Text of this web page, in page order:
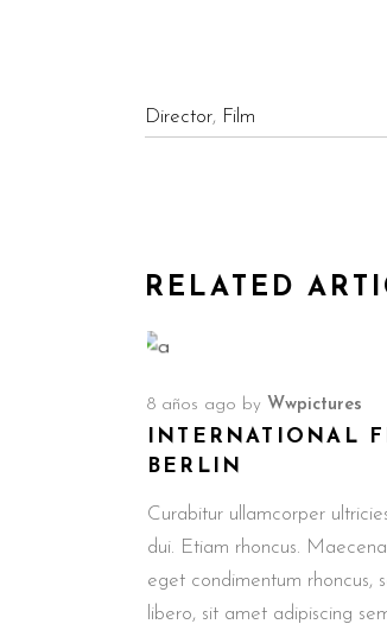
Director, Film
RELATED
8 años ago by Wwpictures
INTERNATIONAL
BERLIN
Curabitur ullamcorper
dui. Etiam rhoncus.
eget condimentum rhoncus,
libero, sit amet adipiscing